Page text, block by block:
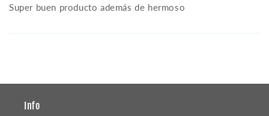
Super buen producto además de hermoso
Info